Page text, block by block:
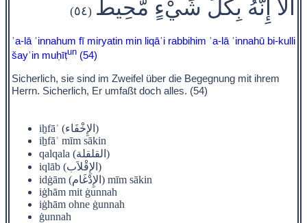
أَلَا إِنَّهُ بِكُلِّ شَيْءٍ مُّحِيطٌ (٥٤)
ʾa-lā ʾinnahum fī miryatin min liqāʾi rabbihim ʾa-lā ʾinnahū bi-kulli
šayʾin muḥīṭun (54)
Sicherlich, sie sind im Zweifel über die Begegnung mit ihrem
Herrn. Sicherlich, Er umfaßt doch alles. (54)
iẖfāʾ (الإِخْفَاء)
iẖfāʾ mīm sākin
qalqala (القلقلة)
iqlāb (الإِقْلاَب)
idġām (الإِدْغَام) mīm sākin
iġhām mit ġunnah
iġhām ohne ġunnah
ġunnah